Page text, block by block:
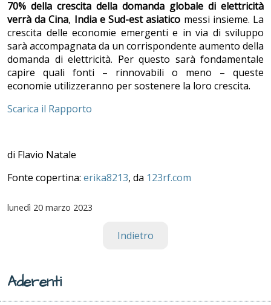
70% della crescita della domanda globale di elettricità
verrà da Cina, India e Sud-est asiatico messi insieme. La
crescita delle economie emergenti e in via di sviluppo
sarà accompagnata da un corrispondente aumento della
domanda di elettricità. Per questo sarà fondamentale
capire quali fonti – rinnovabili o meno – queste
economie utilizzeranno per sostenere la loro crescita.
Scarica il Rapporto
di Flavio Natale
Fonte copertina: erika8213, da 123rf.com
lunedì 20 marzo 2023
Indietro
Aderenti